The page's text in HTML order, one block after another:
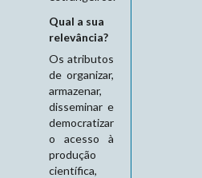
Qual a sua
relevância?
Os atributos
de organizar,
armazenar,
disseminar e
democratizar
o acesso à
produção
científica,